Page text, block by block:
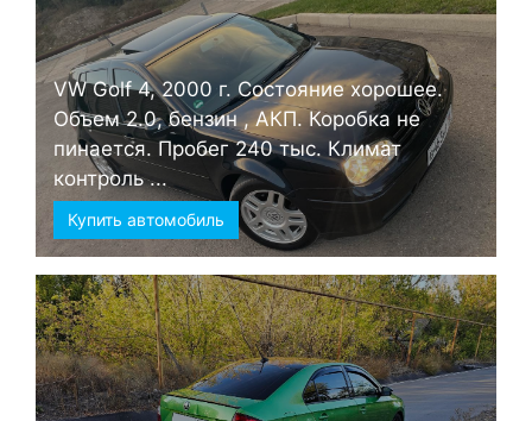
VW Golf 4, 2000 г. Состояние хорошее.
Объем 2.0, бензин , АКП. Коробка не
пинается. Пробег 240 тыс. Климат
контроль ...
Купить автомобиль